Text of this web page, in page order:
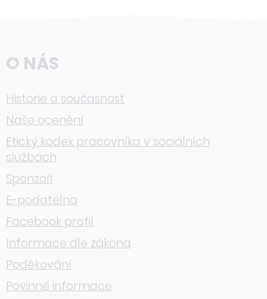
O NÁS
Historie a současnost
Naše ocenění
Etický kodex pracovníka v sociálních
službách
Sponzoři
E-podatelna
Facebook profil
Informace dle zákona
Poděkování
Povinné informace